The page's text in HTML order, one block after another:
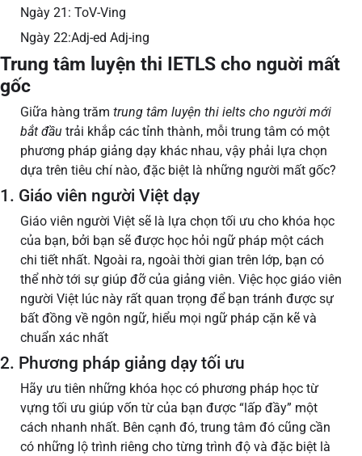
Ngày 21: ToV-Ving
Ngày 22:Adj-ed Adj-ing
Trung tâm luyện thi IETLS cho nguời mất
gốc
Giữa hàng trăm trung tâm luyện thi ielts cho người mới
bắt đầu trải khắp các tỉnh thành, mỗi trung tâm có một
phương pháp giảng dạy khác nhau, vậy phải lựa chọn
dựa trên tiêu chí nào, đặc biệt là những người mất gốc?
1. Giáo viên người Việt dạy
Giáo viên người Việt sẽ là lựa chọn tối ưu cho khóa học
của bạn, bởi bạn sẽ được học hỏi ngữ pháp một cách
chi tiết nhất. Ngoài ra, ngoài thời gian trên lớp, bạn có
thể nhờ tới sự giúp đỡ của giảng viên. Việc học giáo viên
người Việt lúc này rất quan trọng để bạn tránh được sự
bất đồng về ngôn ngữ, hiểu mọi ngữ pháp cặn kẽ và
chuẩn xác nhất
2. Phương pháp giảng dạy tối ưu
Hãy ưu tiên những khóa học có phương pháp học từ
vựng tối ưu giúp vốn từ của bạn được “lấp đầy” một
cách nhanh nhất. Bên cạnh đó, trung tâm đó cũng cần
có những lộ trình riêng cho từng trình độ và đặc biệt là